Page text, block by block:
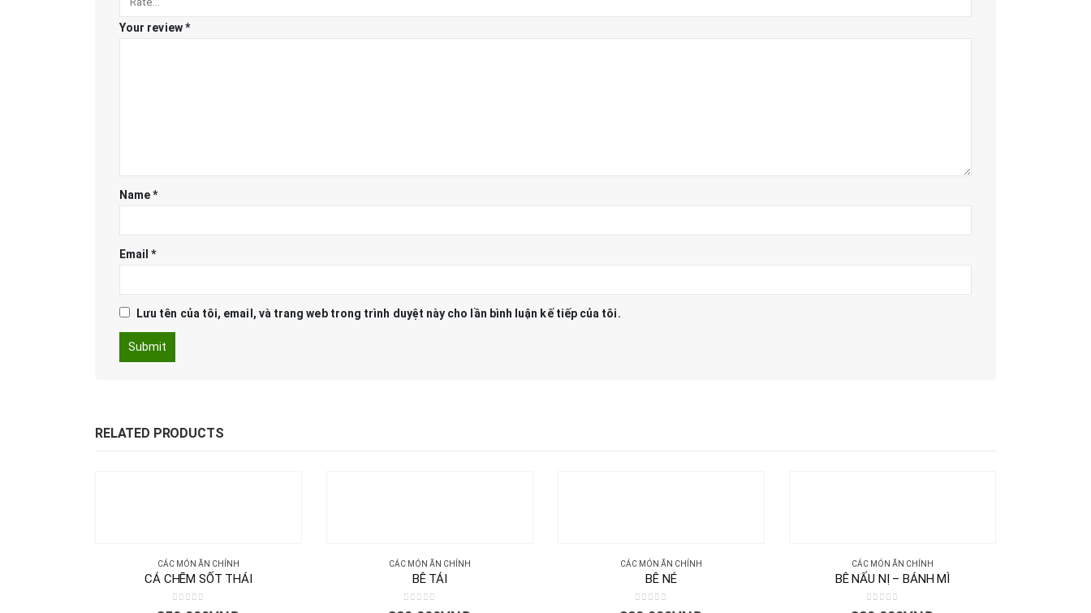
Your review*
Name*
Email*
Lưu tên của tôi, email, và trang web trong trình duyệt này cho lần bình luận kế tiếp của tôi.
RELATED PRODUCTS
CÁC MÓN ĂN CHÍNH
CÁ CHẼM SỐT THÁI
0out of 5
CÁC MÓN ĂN CHÍNH
BÊ TÁI
0out of 5
CÁC MÓN ĂN CHÍNH
BÊ NÉ
0out of 5
CÁC MÓN ĂN CHÍNH
BÊ NẤU NỊ – BÁNH MÌ
0out of 5